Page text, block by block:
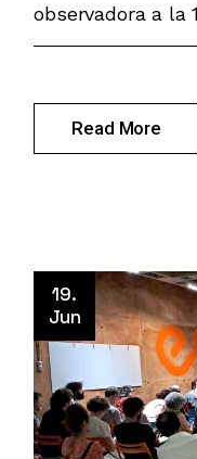
observadora a la
Read More
19.
Jun